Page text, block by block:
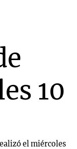
10
el miércoles